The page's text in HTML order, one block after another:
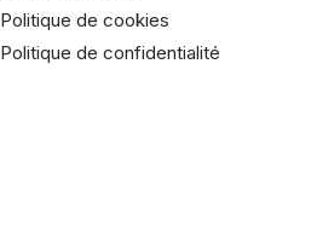
Politique de cookies
Politique de confidentialité